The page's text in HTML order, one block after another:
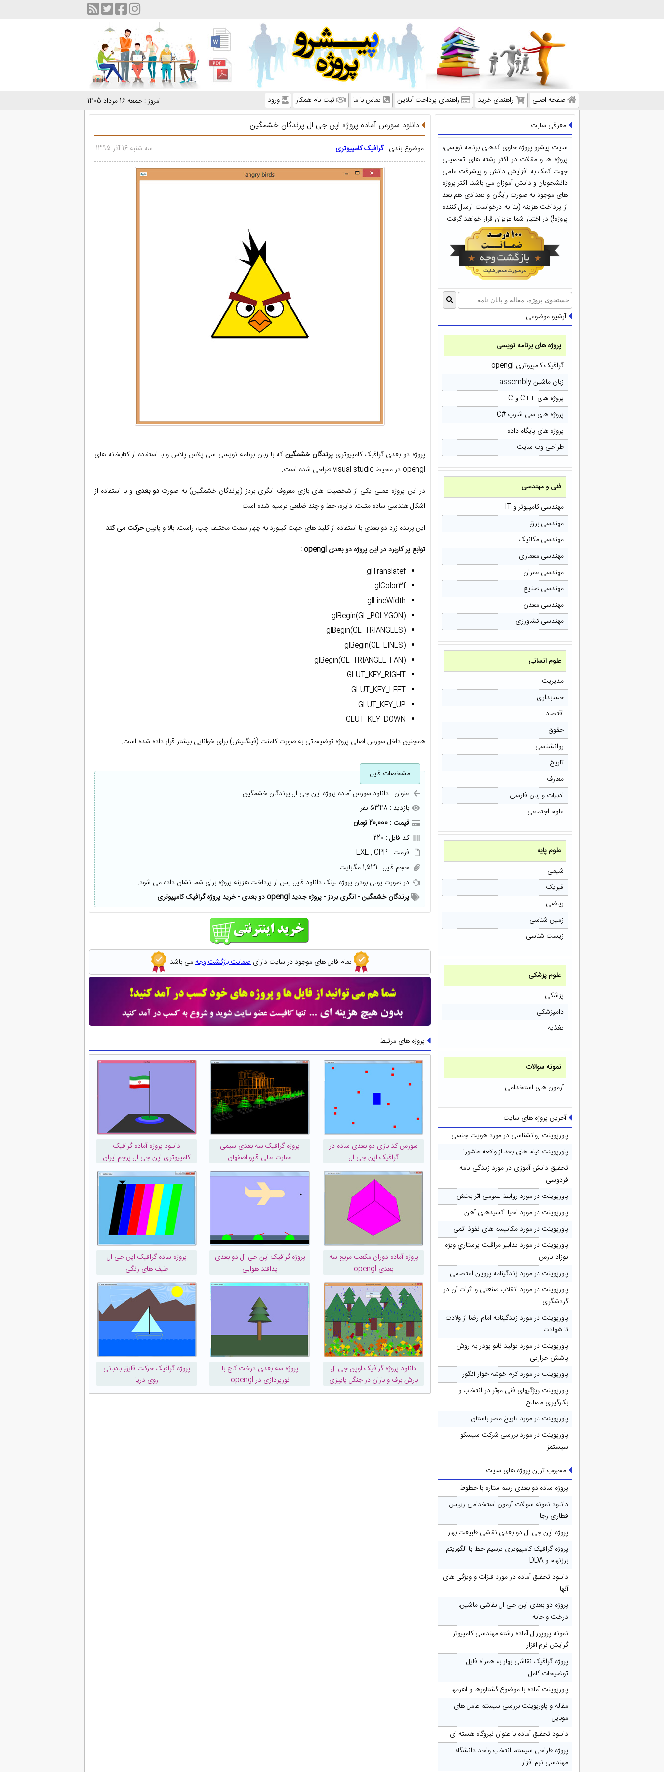
امروز : جمعه 16 مرداد 1405 صفحه اصلی راهنمای خرید راهنمای پرداخت آنلاین تماس با ما ثبت نام همکار ورود
معرفی سایت
سایت پیشرو پروژه حاوی کدهای برنامه نویسی،
پروژه ها و مقالات در اکثر رشته های تحصیلی
جهت کمک به افزایش دانش و پیشرفت علمی
دانشجویان و دانش آموزان می باشد، اکثر پروژه
های موجود به صورت رایگان و تعدادی هم بعد
از پرداخت هزینه (بنا به درخواست ارسال کننده
پروژه!) در اختیار شما عزیزان قرار خواهد گرفت.
آرشیو موضوعی
پروژه های برنامه نویسی
گرافیک کامپیوتری opengl
زبان ماشین assembly
پروژه های ++C و C
پروژه های سی شارپ #C
پروژه های پایگاه داده
طراحی وب سایت
فنی و مهندسی
مهندسی کامپیوتر و IT
مهندسی برق
مهندسی مکانیک
مهندسی معماری
مهندسی عمران
مهندسی صنایع
مهندسی معدن
مهندسی کشاورزی
علوم انسانی
مدیریت
حسابداری
اقتصاد
حقوق
روانشناسی
تاریخ
معارف
ادبیات و زبان فارسی
علوم اجتماعی
علوم پایه
شیمی
فیزیک
ریاضی
زمین شناسی
زیست شناسی
علوم پزشکی
پزشکی
دامپزشکی
تغذیه
نمونه سوالات
آزمون های استخدامی
آخرین پروژه های سایت
پاورپوینت روانشناسی در مورد هویت جنسی
پاورپوینت قیام های بعد از واقعه عاشورا
تحقیق دانش آموزی در مورد زندگی نامه
فردوسی
پاورپوینت در مورد روابط عمومی اثر بخش
پاورپوینت در مورد احیا اکسیدهای آهن
پاورپوینت در مورد مکانیسم های نفوذ اتمی
پاورپوینت در مورد تدابیر مراقبت پرستاري ويژه
نوزاد نارس
پاورپوینت در مورد زندگینامه پروین اعتصامی
پاورپوینت در مورد انقلاب صنعتی و اثرات آن در
گردشگری
پاورپوینت در مورد زندگینامه امام رضا از ولادت
تا شهادت
پاورپوینت در مورد تولید نانو پودر به روش
پاشش حرارتی
پاورپوینت در مورد کرم خوشه خوار انگور
پاورپوینت ویژگیهای فنی موثر در انتخاب و
بکارگیری مصالح
پاورپوینت در مورد تاريخ مصر باستان
پاورپوینت در مورد بررسی شرکت سیسکو
سیستمز
محبوب ترین پروژه های سایت
پروژه ساده دو بعدی رسم ستاره با خطوط
دانلود نمونه سوالات آزمون استخدامی رییس
قطاری رجا
پروژه اپن جی ال دو بعدی نقاشی طبیعت بهار
پروژه گرافیک کامپیوتری ترسیم خط با الگوریتم
برزنهام و DDA
دانلود تحقیق آماده در مورد فلزات و ویژگی های
آنها
پروژه دو بعدی اپن جی ال نقاشی ماشین،
درخت و خانه
نمونه پروپوزال آماده رشته مهندسی کامپیوتر
گرایش نرم افزار
پروژه گرافیک نقاشی بهار به همراه فایل
توضیحات کامل
پاورپوینت آماده با موضوع گشتاورها و اهرمها
مقاله و پاورپوینت بررسی سیستم عامل های
موبایل
دانلود تحقیق آماده با عنوان نیروگاه هسته ای
پروژه طراحی سیستم انتخاب واحد دانشگاه
مهندسی نرم افزار
دانلود سورس آماده پروژه اپن جی ال پرندگان خشمگین
موضوع بندی :گرافیک کامپیوتری سه شنبه 16 آذر 1395
پروژه دو بعدی گرافیک کامپیوتری پرندگان خشمگینکه با زبان برنامه نویسی سی پلاس پلاس و با استفاده از کتابخانه های
opengl در محیط visual studio طراحی شده است.
در این پروژه عملی یکی از شخصیت های بازی معروف انگری بردز (پرندگان خشمگین) به صورتدو بعدی و با استفاده از
اشکال هندسی ساده مثلث، دایره، خط و چند ضلعی ترسیم شده است.
این پرنده زرد دو بعدی با استفاده از کلید های جهت کیبورد به چهار سمت مختلف چپ، راست، بالا و پایینحرکت می کند.
توابع پر کاربرد در این پروژه دو بعدی opengl :
glTranslatef
glColor3f
glLineWidth
glBegin(GL_POLYGON)
glBegin(GL_TRIANGLES)
glBegin(GL_LINES)
glBegin(GL_TRIANGLE_FAN)
GLUT_KEY_RIGHT
GLUT_KEY_LEFT
GLUT_KEY_UP
GLUT_KEY_DOWN
همچنین داخل سورس اصلی پروژه توضیحاتی به صورت کامنت (فینگلیش) برای خوانایی بیشتر قرار داده شده است.
مشخصات فایل
عنوان : دانلود سورس آماده پروژه اپن جی ال پرندگان خشمگین
بازدید : 5348 نفر
قیمت : 20,000 تومان
کد فایل : 220
فرمت : EXE , CPP
حجم فایل : 1,531 مگابایت
در صورت پولی بودن پروژه لینک دانلود فایل پس از پرداخت هزینه پروژه برای شما نشان داده می شود.
پرندگان خشمگین-انگری بردز-پروژه جدید opengl دو بعدی -خرید پروژه گرافیک کامپیوتری
تمام فایل های موجود در سایت دارای ضمانت بازگشت وجهمی باشد.
پروژه های مرتبط
سورس کد بازی دو بعدی ساده در
گرافیک اپن جی ال
پروژه گرافیک سه بعدی سیمی
عمارت عالی قاپو اصفهان
دانلود پروژه آماده گرافیک
کامپیوتری اپن جی ال پرچم ایران
پروژه آماده دوران مکعب مربع سه
بعدی opengl
پروژه گرافیک اپن جی ال دو بعدی
پدافند هوایی
پروژه ساده گرافیک اپن جی ال
طیف های رنگی
دانلود پروژه گرافیک اوپن جی ال
بارش برف و باران در جنگل پاییزی
پروژه سه بعدی درخت کاج با
نورپردازی در opengl
پروژه گرافیک حرکت قایق بادبانی
روی دریا